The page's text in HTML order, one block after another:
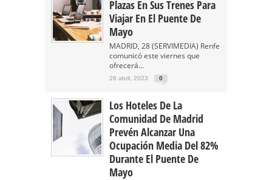
Plazas En Sus Trenes Para
Viajar En El Puente De
Mayo
MADRID, 28 (SERVIMEDIA) Renfe
comunicó este viernes que
ofrecerá...
28 abril, 2023 0
Los Hoteles De La
Comunidad De Madrid
Prevén Alcanzar Una
Ocupación Media Del 82%
Durante El Puente De
Mayo